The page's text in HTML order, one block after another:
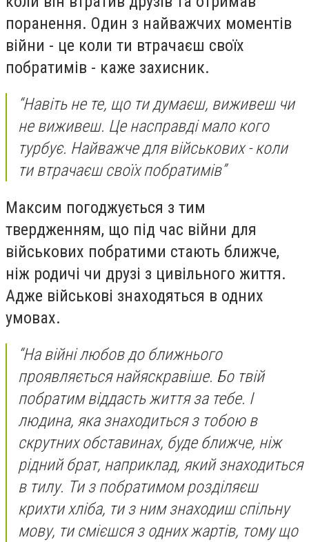
поранення. Один з найважчих моментів
війни - це коли ти втрачаєш своїх
побратимів - каже захисник.
“Навіть не те, що ти думаєш, виживеш чи
не виживеш. Це насправді мало кого
турбує. Найважче для військових - коли
ти втрачаєш своїх побратимів”
Максим погоджується з тим
твердженням, що під час війни для
військових побратими стають ближче,
ніж родичі чи друзі з цивільного життя.
Адже військові знаходяться в одних
умовах.
“На війні любов до ближнього
проявляється найяскравіше. Бо твій
побратим віддасть життя за тебе. І
людина, яка знаходиться з тобою в
скрутних обставинах, буде ближче, ніж
рідний брат, наприклад, який знаходиться
в тилу. Ти з побратимом розділяєш
крихти хліба, ти з ним знаходиш спільну
мову, ти смієшся з одних жартів, тому що